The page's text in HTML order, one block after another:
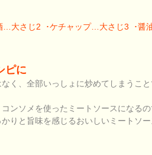
…大さじ2 ･ケチャップ…大さじ3 ･醤
ピに
く、全部いっしょに炒めてしまうこ
コンソメを使ったミートソースになる
りと旨味を感じるおいしいミートソ